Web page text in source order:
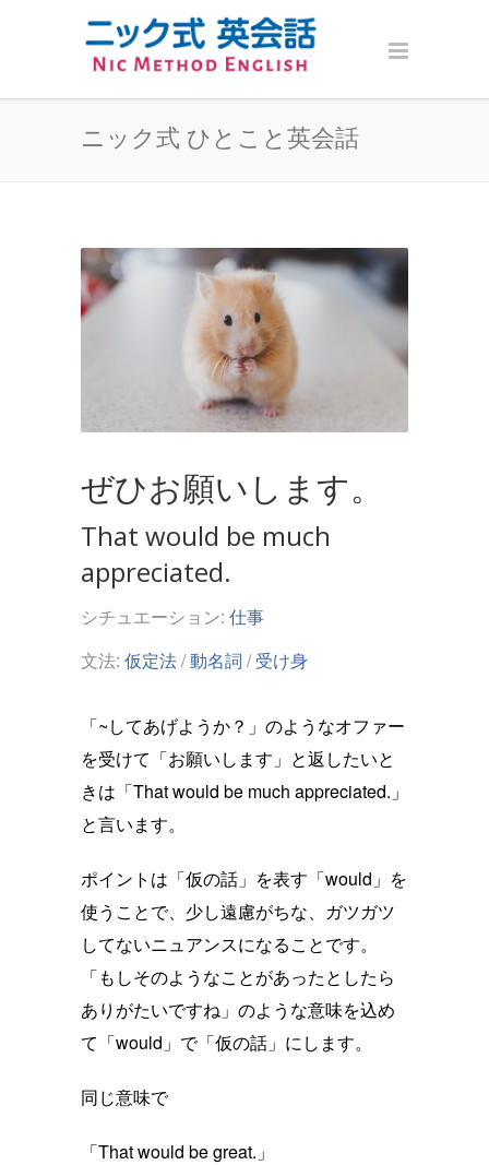
ニック式 ひとこと英会話
ぜひお願いします。
That would be much
appreciated.
シチュエーション: 仕事
文法: 仮定法/動名詞 /受け身
「~してあげようか？」のようなオファー
を受けて「お願いします」と返したいと
きは「That would be much appreciated.」
と言います。
ポイントは「仮の話」を表す「would」を
使うことで、少し遠慮がちな、ガツガツ
してないニュアンスになることです。
「もしそのようなことがあったとしたら
ありがたいですね」のような意味を込め
て「would」で「仮の話」にします。
同じ意味で
「That would be great.」